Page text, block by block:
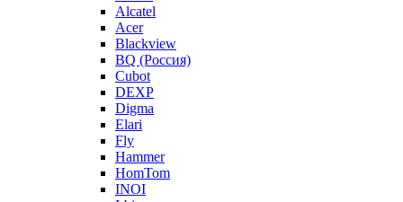
Alcatel
Acer
Blackview
BQ (Россия)
Cubot
DEXP
Digma
Elari
Fly
Hammer
HomTom
INOI